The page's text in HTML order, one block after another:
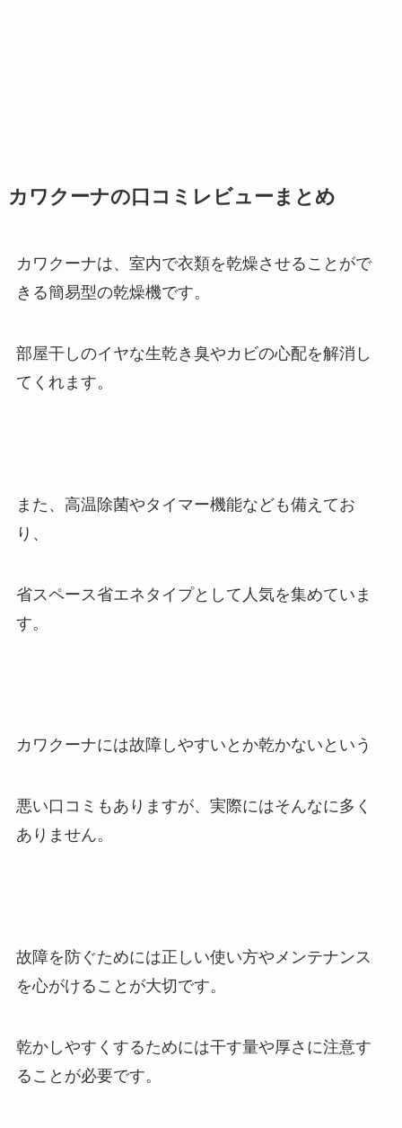
カワクーナの口コミレビューまとめ
カワクーナは、室内で衣類を乾燥させることがで
きる簡易型の乾燥機です。
部屋干しのイヤな生乾き臭やカビの心配を解消し
てくれます。
また、高温除菌やタイマー機能なども備えてお
り、
省スペース省エネタイプとして人気を集めていま
す。
カワクーナには故障しやすいとか乾かないという
悪い口コミもありますが、実際にはそんなに多く
ありません。
故障を防ぐためには正しい使い方やメンテナンス
を心がけることが大切です。
乾かしやすくするためには干す量や厚さに注意す
ることが必要です。